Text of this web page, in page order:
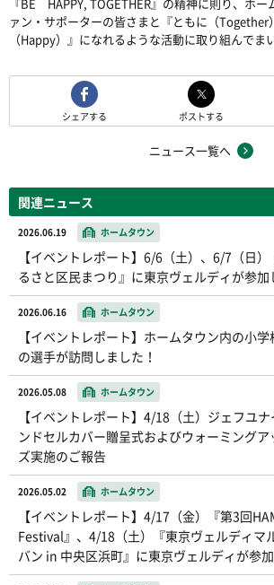
『BE HAPPY, TOGETHER』の精神に則り、ホー
ァン・サポーターの皆さまと『ともに（Together
（Happy）』になれるような活動に取り組んでま
シェアする ポストする
ニュース一覧へ
関連ニュース
2026.06.19 ホームタウン
【イベントレポート】6/6（土）、6/7（日
るさと区民まつり』に東京ヴェルディが参加
2026.06.16 ホームタウン
【イベントレポート】ホームタウン内の小
の選手が訪問しました！
2026.05.08 ホームタウン
【イベントレポート】4/18（土）ジェフユ
ンドセルカバー贈呈式およびウォーミング
ズ実施のご報告
2026.05.02 ホームタウン
【イベントレポート】4/17（金）『第3回
Festival』、4/18（土）『東京ヴェルディマ
バン in 中央区浜町』に東京ヴェルディが参